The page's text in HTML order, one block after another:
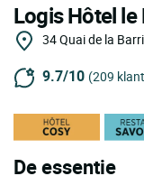
Logis Hôtel
34 Quai de la
9.7/10 (209
De essentie